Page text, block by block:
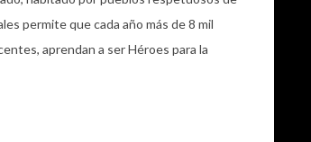
permite que cada año más de 8 mil
aprendan a ser Héroes para la